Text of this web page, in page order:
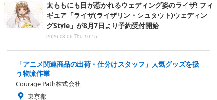
太ももにも目が惹かれるウェディング姿のライザ! フィ
ギュア「ライザ(ライザリン・シュタウト)ウェディン
グStyle」が8月7日より予約受付開始
2026.08.06 Thu 10:15
「アニメ関連商品の出荷・仕分けスタッフ」人気グッズを扱
う物流作業
Courage Path株式会社
東京都